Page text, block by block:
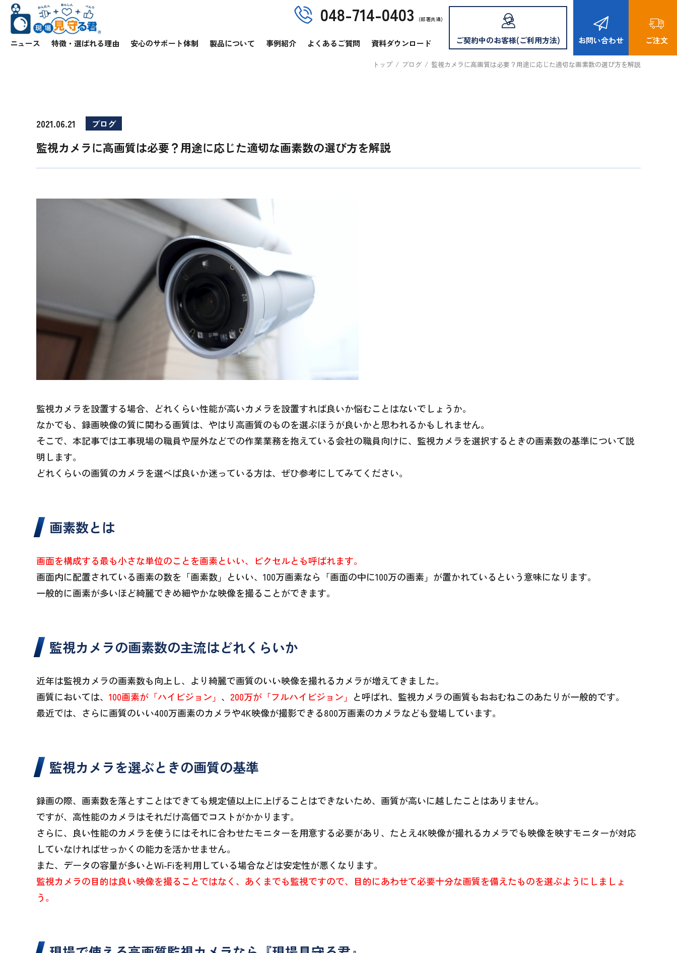
048-714-0403 (部署共通)
ニュース 特徴・選ばれる理由 安心のサポート体制 製品について 事例紹介 よくあるご質問 資料ダウンロード ご契約中のお客様(ご利用方法) お問い合わせ ご注文
トップ / ブログ / 監視カメラに高画質は必要？用途に応じた適切な画素数の選び方を解説
2021.06.21 ブログ
監視カメラに高画質は必要？用途に応じた適切な画素数の選び方を解説
監視カメラを設置する場合、どれくらい性能が高いカメラを設置すれば良いか悩むことはないでしょうか。
なかでも、録画映像の質に関わる画質は、やはり高画質のものを選ぶほうが良いかと思われるかもしれません。
そこで、本記事では工事現場の職員や屋外などでの作業業務を抱えている会社の職員向けに、監視カメラを選択するときの画素数の基準について説
明します。
どれくらいの画質のカメラを選べば良いか迷っている方は、ぜひ参考にしてみてください。
画素数とは
画面を構成する最も小さな単位のことを画素といい、ピクセルとも呼ばれます。
画面内に配置されている画素の数を「画素数」といい、100万画素なら「画面の中に100万の画素」が置かれているという意味になります。
一般的に画素が多いほど綺麗できめ細やかな映像を撮ることができます。
監視カメラの画素数の主流はどれくらいか
近年は監視カメラの画素数も向上し、より綺麗で画質のいい映像を撮れるカメラが増えてきました。
画質においては、 100画素が「ハイビジョン」 、 200万が「フルハイビジョン」 と呼ばれ、監視カメラの画質もおおむねこのあたりが一般的です。
最近では、さらに画質のいい400万画素のカメラや4K映像が撮影できる800万画素のカメラなども登場しています。
監視カメラを選ぶときの画質の基準
録画の際、画素数を落とすことはできても規定値以上に上げることはできないため、画質が高いに越したことはありません。
ですが、高性能のカメラはそれだけ高価でコストがかかります。
さらに、良い性能のカメラを使うにはそれに合わせたモニターを用意する必要があり、たとえ4K映像が撮れるカメラでも映像を映すモニターが対応
していなければせっかくの能力を活かせません。
また、データの容量が多いとWi-Fiを利用している場合などは安定性が悪くなります。
監視カメラの目的は良い映像を撮ることではなく、あくまでも監視ですので、目的にあわせて必要十分な画質を備えたものを選ぶようにしましょ
う。